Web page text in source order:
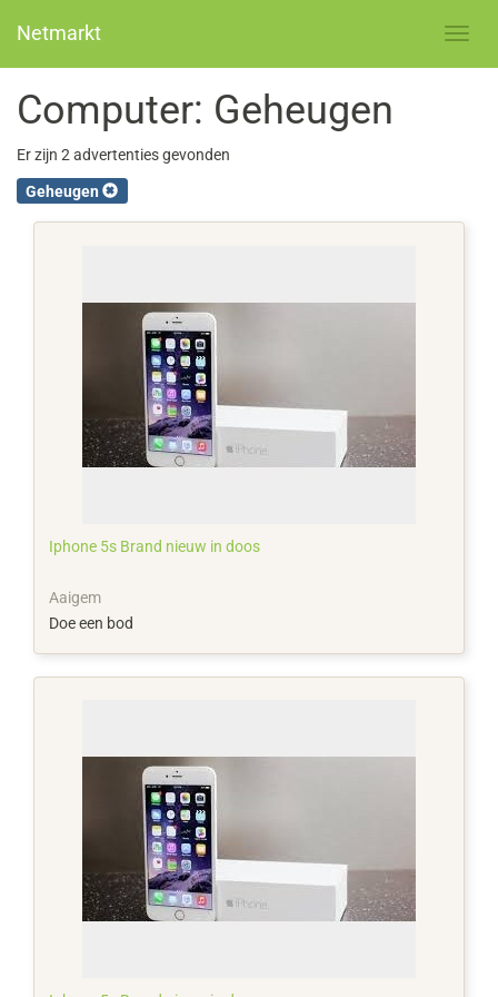
Netmarkt
Computer: Geheugen
Er zijn 2 advertenties gevonden
Geheugen
Iphone 5s Brand nieuw in doos
Aaigem
Doe een bod